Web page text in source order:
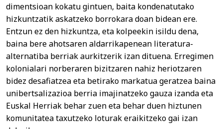
dimentsioan kokatu gintuen, baita kondenatutako
hizkuntzatik askatzeko borrokara doan bidean ere.
Entzun ez den hizkuntza, eta kolpeekin isildu dena,
baina bere ahotsaren aldarrikapenean literatura-
alternatiba berriak aurkitzerik izan dituena. Erregimen
kolonialari norberaren bizitzaren nahiz heriotzaren
bidez desafiatzea eta betirako markatua geratzea baina
unibertsalizazioa berria imajinatzeko gauza izanda eta
Euskal Herriak behar zuen eta behar duen hiztunen
komunitatea taxutzeko loturak eraikitzeko gai izan